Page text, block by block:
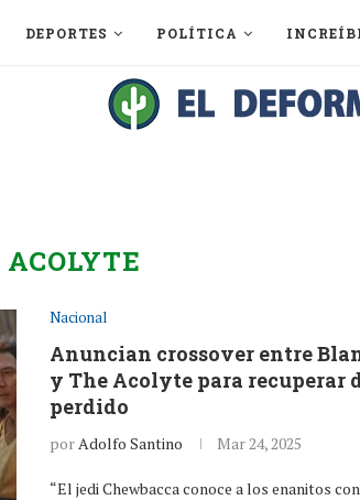
DEPORTES POLÍTICA
ACOLYTE
Nacional
Anuncian crossover entre
y The Acolyte para recuperar
perdido
porAdolfo Santino Mar 24, 2025
“El jedi Chewbacca conoce a los enanitos con